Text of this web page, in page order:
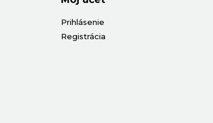
Prihlásenie
Registrácia